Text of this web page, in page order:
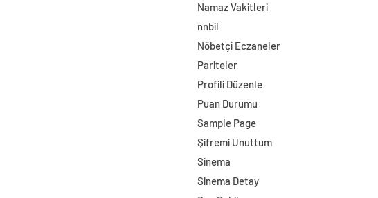
Namaz Vakitleri
nnbil
Nöbetçi Eczaneler
Pariteler
Profili Düzenle
Puan Durumu
Sample Page
Şifremi Unuttum
Sinema
Sinema Detay